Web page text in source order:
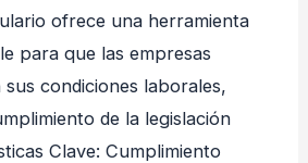
ofrece una herramienta
para que las empresas
condiciones laborales,
de la legislación
Clave: Cumplimiento